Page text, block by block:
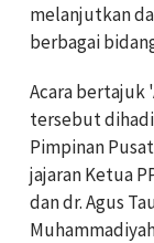
melanjutkan
berbagai
Acara bertajuk
tersebut
Pimpinan
jajaran Ketua
dan dr. Agus